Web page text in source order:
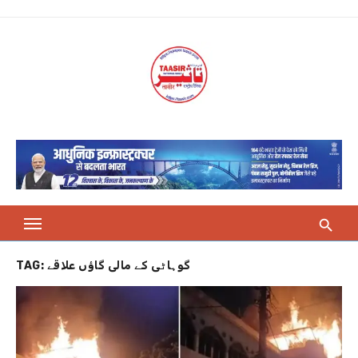
TAG: گوہاٹی کے مالی گاؤں علاقے